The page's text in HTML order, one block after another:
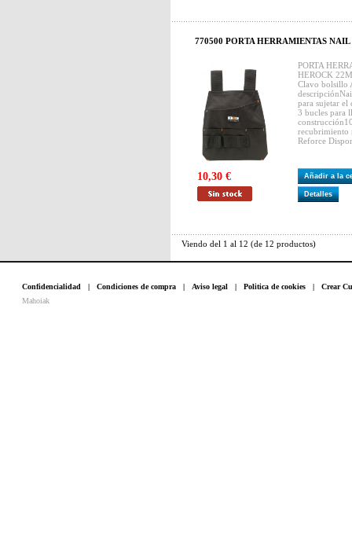
770500 PORTA HERRAMIENTAS
PORTA
HEROCK
Clavo bolsillo
para sujetar
3 bucles para
recubrimiento
Reforce
10,30 € Añadir a la
Detalles
Viendo del 1 al 12 (de 12 productos)
Confidencialidad | Condiciones de compra | Aviso legal | Politica de cookies | Crear
Mahoiak